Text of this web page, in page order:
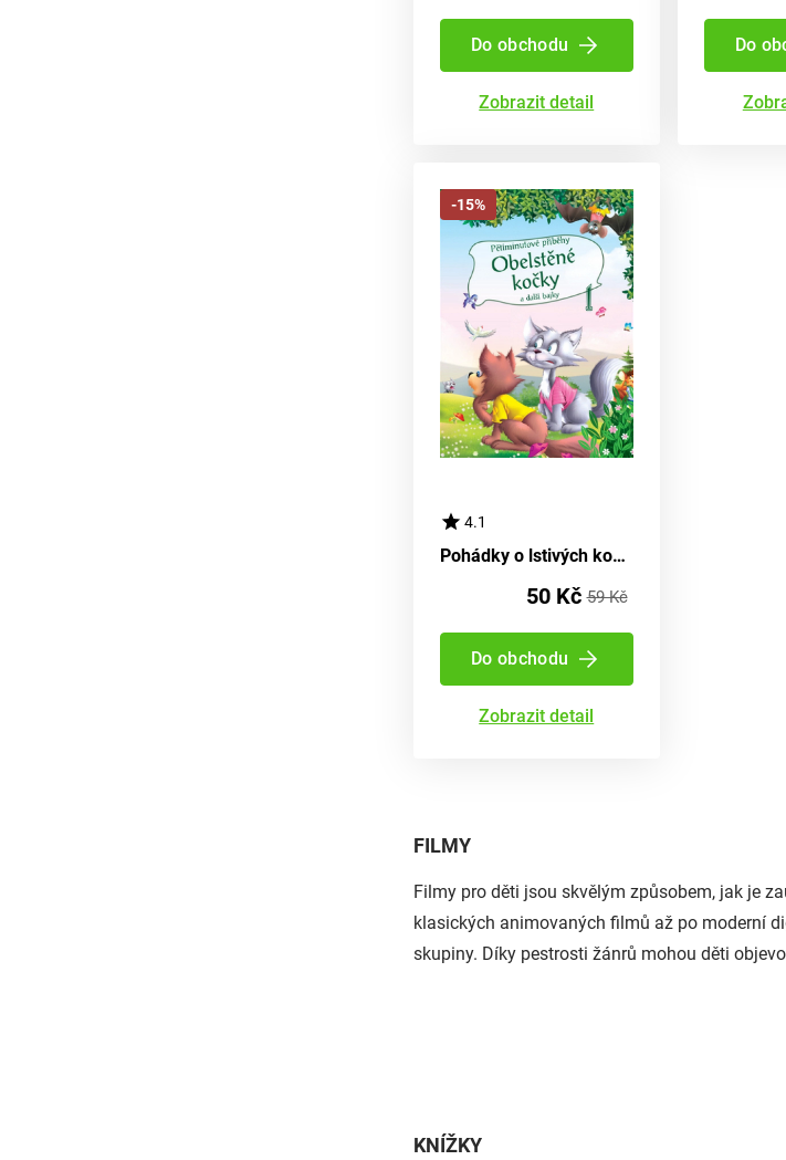
Do obchodu
Zobrazit detail
Do
-15%
4.1
Pohádky o lstivých kočkách a jiné vyprávěnky - 5 minutové kousky
50 Kč 59 Kč
Do obchodu
Zobrazit detail
FILMY
Filmy pro děti jsou skvělým způsobem, jak je
klasických animovaných filmů až po moderní
skupiny. Díky pestrosti žánrů mohou děti
KNÍŽKY